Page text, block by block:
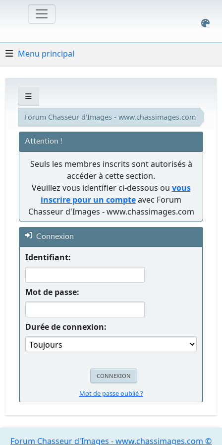
Menu principal
Forum Chasseur d'Images - www.chassimages.com
Attention !
Seuls les membres inscrits sont autorisés à
accéder à cette section.
Veuillez vous identifier ci-dessous ou vous
inscrire pour un compteavec Forum
Chasseur d'Images - www.chassimages.com
Connexion
Identifiant:
Mot de passe:
Durée de connexion:
Mot de passe oublié ?
Forum Chasseur d'Images - www.chassimages.com ©